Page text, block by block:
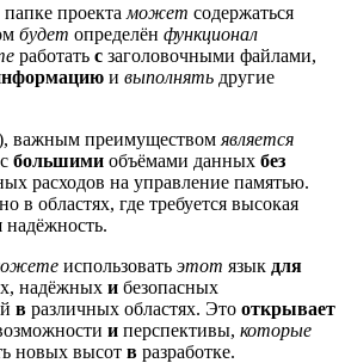
проекта может содержаться
будет определён функционал
работать с заголовочными файлами,
и выполнять другие
важным преимуществом является
с большими объёмами данных без
расходов на управление памятью.
в областях, где требуется высокая
надёжность.
использовать этот язык для
надёжных и безопасных
в различных областях. Это открывает
и перспективы, которые
новых высот в разработке.